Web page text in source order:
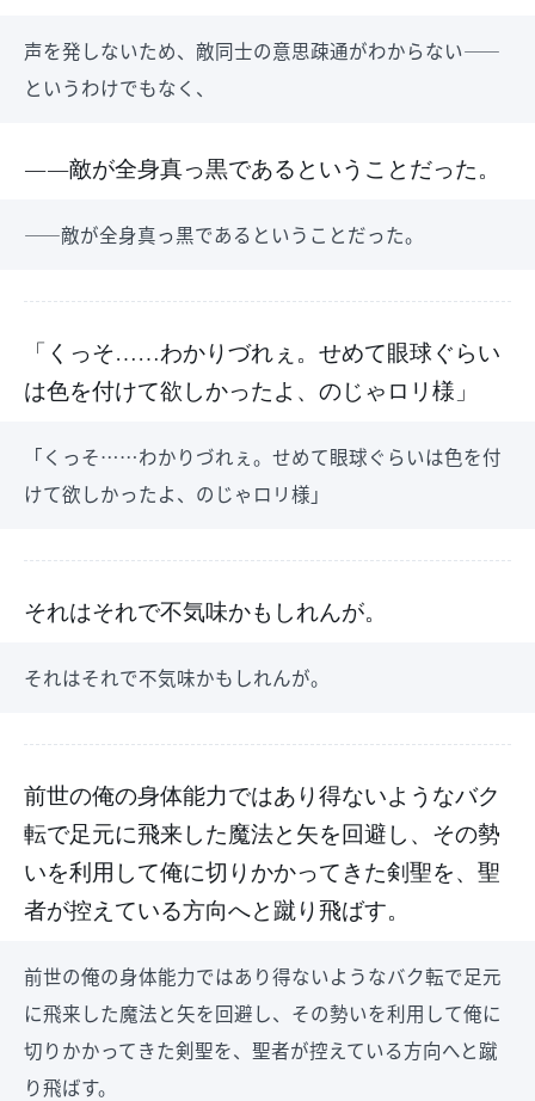
声を発しないため、敵同士の意思疎通がわからない――
というわけでもなく、
――敵が全身真っ黒であるということだった。
――敵が全身真っ黒であるということだった。
「くっそ……わかりづれぇ。せめて眼球ぐらい
は色を付けて欲しかったよ、のじゃロリ様」
「くっそ……わかりづれぇ。せめて眼球ぐらいは色を付
けて欲しかったよ、のじゃロリ様」
それはそれで不気味かもしれんが。
それはそれで不気味かもしれんが。
前世の俺の身体能力ではあり得ないようなバク
転で足元に飛来した魔法と矢を回避し、その勢
いを利用して俺に切りかかってきた剣聖を、聖
者が控えている方向へと蹴り飛ばす。
前世の俺の身体能力ではあり得ないようなバク転で足元
に飛来した魔法と矢を回避し、その勢いを利用して俺に
切りかかってきた剣聖を、聖者が控えている方向へと蹴
り飛ばす。